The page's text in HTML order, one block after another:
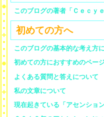
このブログの著者「Ｃｅｃｙ
初めての方へ
このブログの基本的な考え方
初めての方におすすめのペー
よくある質問と答えについて
私の文章について
現在起きている「アセンショ